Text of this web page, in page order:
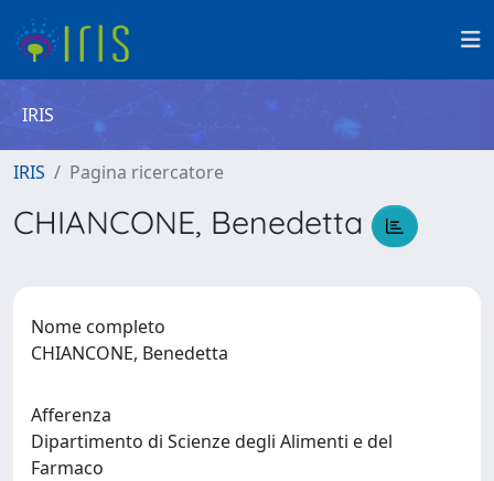
IRIS
IRIS Pagina ricercatore
CHIANCONE, Benedetta
Nome completo
CHIANCONE, Benedetta
Afferenza
Dipartimento di Scienze degli Alimenti e del
Farmaco